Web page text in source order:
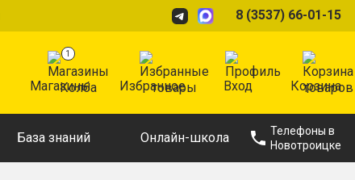
8 (3537) 66-01-15
1
Магазины Избранное Вход Корзина
База знаний Онлайн-школа
Телефоны в
Новотроицке